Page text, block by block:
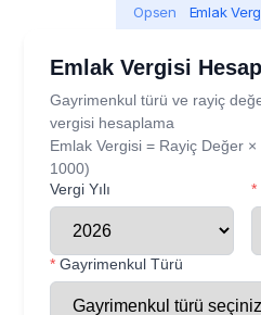
Opsen Emlak
Emlak Vergisi
Gayrimenkul türü ve rayiç
vergisi hesaplama
Emlak Vergisi = Rayiç Değer
1000)
Vergi Yılı
*
* Gayrimenkul Türü